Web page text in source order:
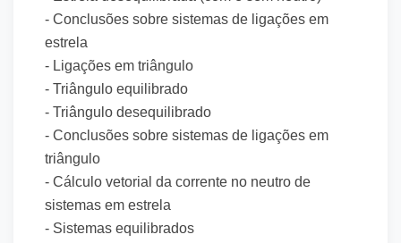
- Conclusões sobre sistemas de ligações em
estrela
- Ligações em triângulo
- Triângulo equilibrado
- Triângulo desequilibrado
- Conclusões sobre sistemas de ligações em
triângulo
- Cálculo vetorial da corrente no neutro de
sistemas em estrela
- Sistemas equilibrados